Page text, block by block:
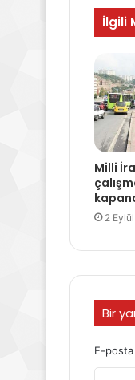
İlgili
Milli
2
Bir
E-posta